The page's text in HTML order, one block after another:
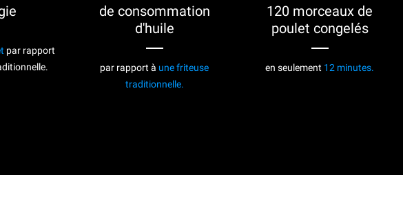
par rapport
de consommation
d'huile
par rapport à une friteuse
traditionnelle.
120 morceaux de
poulet congelés
en seulement 12 minutes.